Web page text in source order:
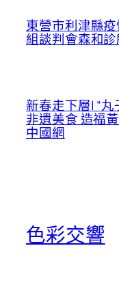
東營市利津縣
組談判會森和
新春走下層| “
非遺美食 造福
中國網
色彩交響